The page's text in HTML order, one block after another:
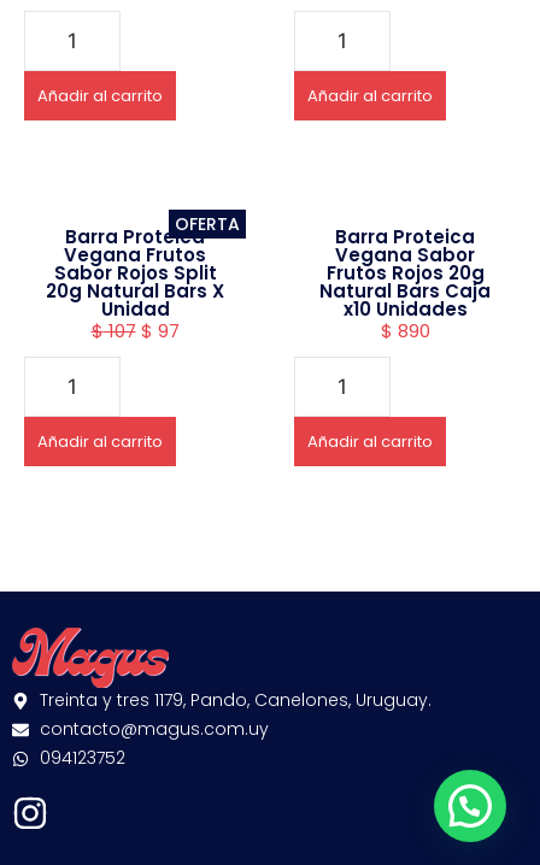
Añadir al carrito Añadir al carrito
OFERTA
Barra Proteica
Vegana Frutos
Sabor Rojos Split
20g Natural Bars X
Unidad
$107 $ 97
Añadir al carrito
Barra Proteica
Vegana Sabor
Frutos Rojos 20g
Natural Bars Caja
x10 Unidades
$ 890
Añadir al carrito
Treinta y tres 1179, Pando, Canelones, Uruguay.
contacto@magus.com.uy
094123752